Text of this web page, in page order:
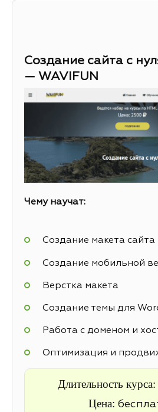
Создание сайта с
— WAVIFUN
Чему научат:
Создание макета сайта
Создание мобильной
Верстка макета
Создание темы для
Работа с доменом и
Оптимизация и
Длительность курса:
Цена: